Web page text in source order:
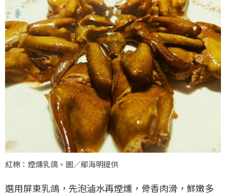
紅棉：煙燻乳鴿。圖／鄔海明提供
選用屏東乳鴿，先泡滷水再煙燻，骨香肉滑，鮮嫩多